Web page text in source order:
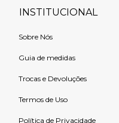
INSTITUCIONAL
Sobre Nós
Guia de medidas
Trocas e Devoluções
Termos de Uso
Política de Privacidade